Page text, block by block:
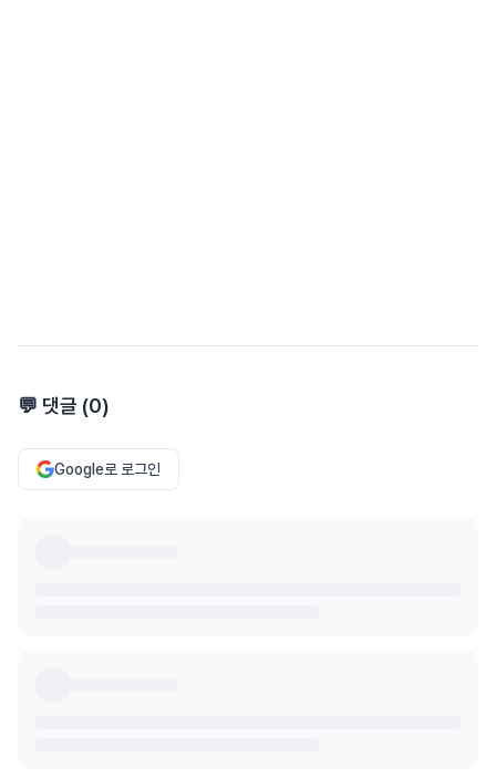
💬 댓글 (0)
Google로 로그인